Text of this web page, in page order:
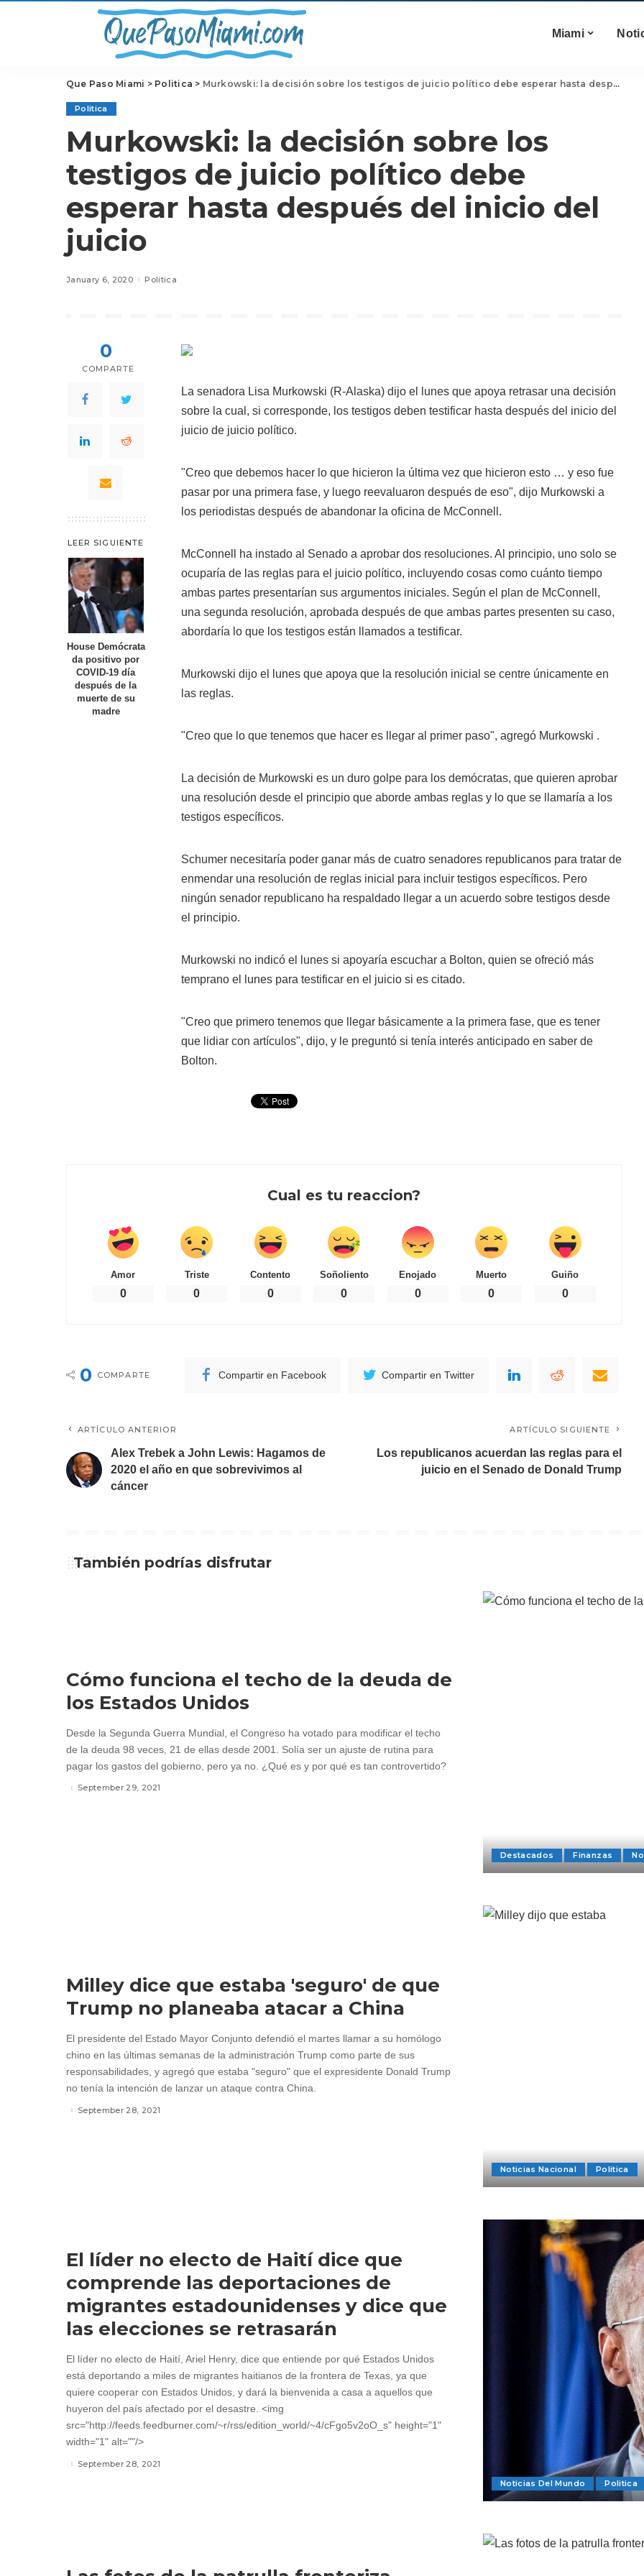
Miami
Que Paso Miami > Politica > Murkowski: la decisión sobre los testigos de juicio político debe esperar hasta después del inicio del juicio
Politica
Murkowski: la decisión sobre los
testigos de juicio político debe
esperar hasta después del inicio del
juicio
January 6, 2020 Politica
0
COMPARTE
LEER SIGUIENTE
House Demócrata
da positivo por
COVID-19 día
después de la
muerte de su
madre
La senadora Lisa Murkowski (R-Alaska) dijo el lunes que apoya retrasar una decisión
sobre la cual, si corresponde, los testigos deben testificar hasta después del inicio del
juicio de juicio político.
"Creo que debemos hacer lo que hicieron la última vez que hicieron esto … y eso fue
pasar por una primera fase, y luego reevaluaron después de eso", dijo Murkowski a
los periodistas después de abandonar la oficina de McConnell.
McConnell ha instado al Senado a aprobar dos resoluciones. Al principio, uno solo se
ocuparía de las reglas para el juicio político, incluyendo cosas como cuánto tiempo
ambas partes presentarían sus argumentos iniciales. Según el plan de McConnell,
una segunda resolución, aprobada después de que ambas partes presenten su caso,
abordaría lo que los testigos están llamados a testificar.
Murkowski dijo el lunes que apoya que la resolución inicial se centre únicamente en
las reglas.
"Creo que lo que tenemos que hacer es llegar al primer paso", agregó Murkowski .
La decisión de Murkowski es un duro golpe para los demócratas, que quieren aprobar
una resolución desde el principio que aborde ambas reglas y lo que se llamaría a los
testigos específicos.
Schumer necesitaría poder ganar más de cuatro senadores republicanos para tratar de
enmendar una resolución de reglas inicial para incluir testigos específicos. Pero
ningún senador republicano ha respaldado llegar a un acuerdo sobre testigos desde
el principio.
Murkowski no indicó el lunes si apoyaría escuchar a Bolton, quien se ofreció más
temprano el lunes para testificar en el juicio si es citado.
"Creo que primero tenemos que llegar básicamente a la primera fase, que es tener
que lidiar con artículos", dijo, y le preguntó si tenía interés anticipado en saber de
Bolton.
Cual es tu reaccion?
Amor
0
Triste
0
Contento
0
Soñoliento
0
Enojado
0
Muerto
0
Guiño
0
0 COMPARTE Compartir en Facebook Compartir en Twitter
ARTÍCULO ANTERIOR
Alex Trebek a John Lewis: Hagamos de
2020 el año en que sobrevivimos al
cáncer
ARTÍCULO SIGUIENTE
Los republicanos acuerdan las reglas para el
juicio en el Senado de Donald Trump
También podrías disfrutar
Destacados Finanzas
Cómo funciona el techo de la deuda de
los Estados Unidos
Desde la Segunda Guerra Mundial, el Congreso ha votado para modificar el techo
de la deuda 98 veces, 21 de ellas desde 2001. Solía ser un ajuste de rutina para
pagar los gastos del gobierno, pero ya no. ¿Qué es y por qué es tan controvertido?
September 29, 2021
Noticias Nacional Politica
Milley dice que estaba 'seguro' de que
Trump no planeaba atacar a China
El presidente del Estado Mayor Conjunto defendió el martes llamar a su homólogo
chino en las últimas semanas de la administración Trump como parte de sus
responsabilidades, y agregó que estaba "seguro" que el expresidente Donald Trump
no tenía la intención de lanzar un ataque contra China.
September 28, 2021
Noticias Del Mundo Politica
El líder no electo de Haití dice que
comprende las deportaciones de
migrantes estadounidenses y dice que
las elecciones se retrasarán
El líder no electo de Haití, Ariel Henry, dice que entiende por qué Estados Unidos
está deportando a miles de migrantes haitianos de la frontera de Texas, ya que
quiere cooperar con Estados Unidos, y dará la bienvenida a casa a aquellos que
huyeron del país afectado por el desastre. <img
src="http://feeds.feedburner.com/~r/rss/edition_world/~4/cFgo5v2oO_s" height="1"
width="1" alt=""/>
September 28, 2021